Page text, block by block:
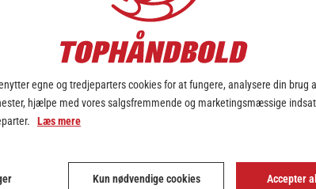
egne og tredjeparters cookies for at fungere, analysere din brug
hjælpe med vores salgsfremmende og marketingsmæssige
Læs mere
Kun nødvendige cookies Accepter